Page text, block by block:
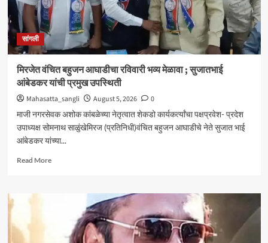
उत्साहात
सांगली
मिरजेत वंचित बहुजन आघाडीचा रविवारी भव्य मेळावा ; सुजातभाई
आंबेडकर यांची प्रमुख उपस्थिती
Mahasatta_sangli August 5, 2026
0
माजी नगरसेवक अशोक कांबळेच्या नेतृत्वात शेकडो कार्यकर्त्यांचा पक्षप्रवेश- प्रदेश
उपाध्यक्ष सोमनाथ साळुंखेमिरज (प्रतिनिधी)वंचित बहुजन आघाडीचे नेते सुजात भाई
आंबेडकर यांच्या...
Read MoreRead
आघाडीचा
रविवारी